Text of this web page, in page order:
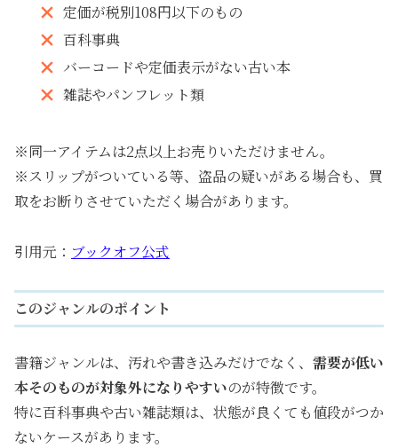
定価が税別108円以下のもの
百科事典
バーコードや定価表示がない古い本
雑誌やパンフレット類
※同一アイテムは2点以上お売りいただけません。
※スリップがついている等、盗品の疑いがある場合も、買
取をお断りさせていただく場合があります。
引用元： ブックオフ公式
このジャンルのポイント
書籍ジャンルは、汚れや書き込みだけでなく、 需要が低い
本そのものが対象外になりやすいのが特徴です。
特に百科事典や古い雑誌類は、状態が良くても値段がつか
ないケースがあります。